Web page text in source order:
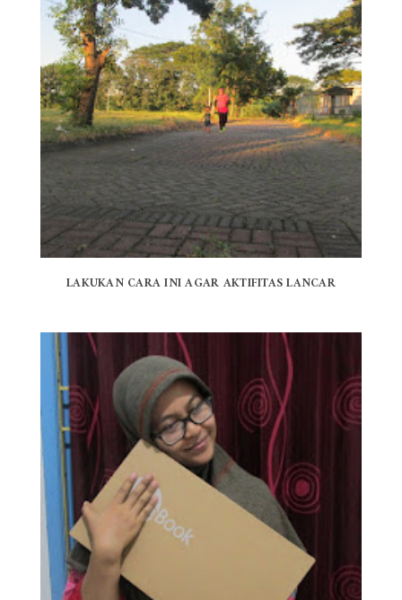
LAKUKAN CARA INI AGAR AKTIFITAS LANCAR